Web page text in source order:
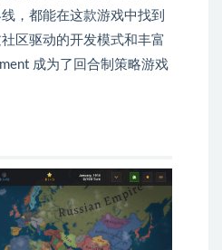
，都能在这款游戏中找到
区驱动的开发模式和丰富
成为了回合制策略游戏